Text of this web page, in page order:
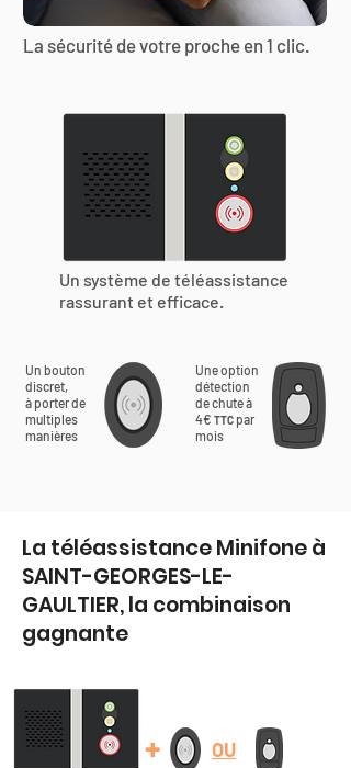
La sécurité de votre proche en 1 clic.
Un système de téléassistance
rassurant et efficace.
Un bouton
discret,
à porter de
multiples
manières
Une option
détection
de chute à
4€ TTC par
mois
La téléassistance Minifone à
SAINT-GEORGES-LE-
GAULTIER, la combinaison
gagnante
+ OU